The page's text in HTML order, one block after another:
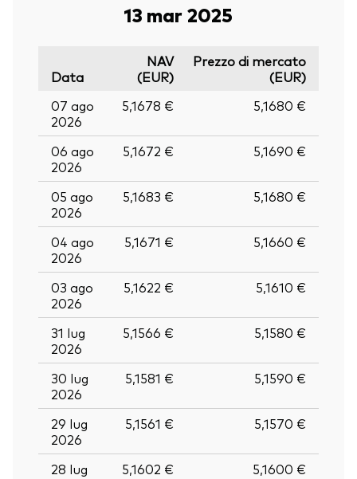
13 mar 2025
Data
NAV
(EUR)
Prezzo di mercato
(EUR)
07 ago
2026
5,1678 € 5,1680 €
06 ago
2026
5,1672 € 5,1690 €
05 ago
2026
5,1683 € 5,1680 €
04 ago
2026
5,1671 € 5,1660 €
03 ago
2026
5,1622 € 5,1610 €
31 lug
2026
5,1566 € 5,1580 €
30 lug
2026
5,1581 € 5,1590 €
29 lug
2026
5,1561 € 5,1570 €
28 lug
5,1602 € 5,1600 €